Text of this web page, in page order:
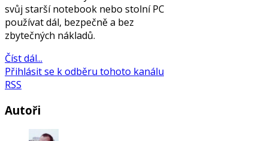
svůj starší notebook nebo stolní PC
používat dál, bezpečně a bez
zbytečných nákladů.
Číst dál...
Přihlásit se k odběru tohoto kanálu
RSS
Autoři